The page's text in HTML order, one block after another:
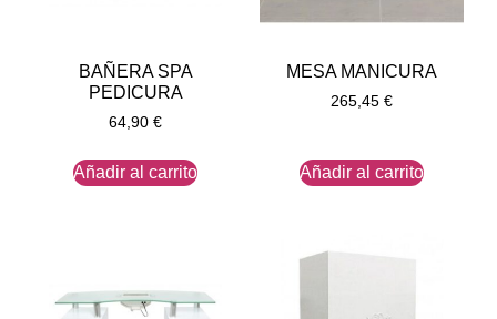
BAÑERA SPA
PEDICURA
64,90 €
Añadir al carrito
MESA MANICURA
265,45 €
Añadir al carrito